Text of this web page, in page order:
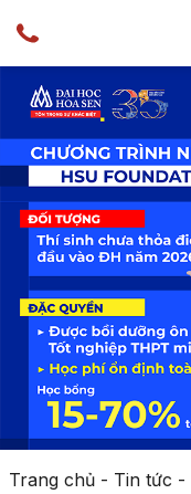
Trang chủ- Tin tức -